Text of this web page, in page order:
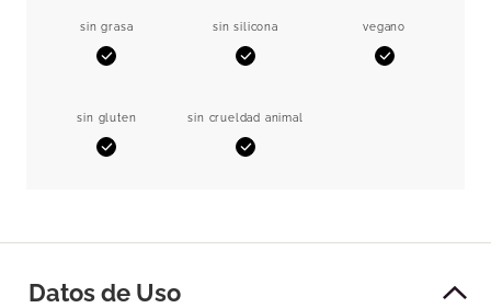
sin grasa
Sí
sin silicona
Sí
vegano
Sí
sin gluten
Sí
sin crueldad animal
Sí
Datos de Uso